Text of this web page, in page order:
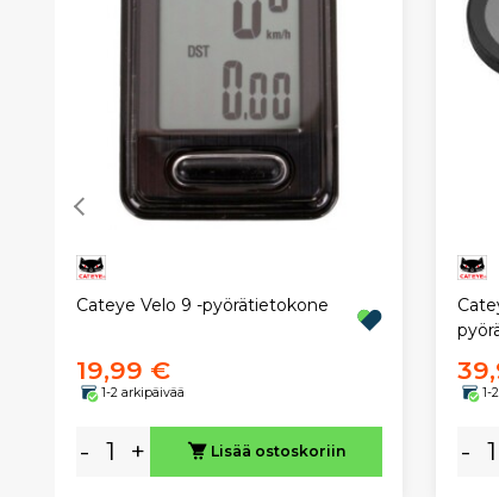
Cateye Velo 9 -pyörätietokone
19,99 €
1-2 arkipäivää
- + Lisää ostoskoriin
1-
-